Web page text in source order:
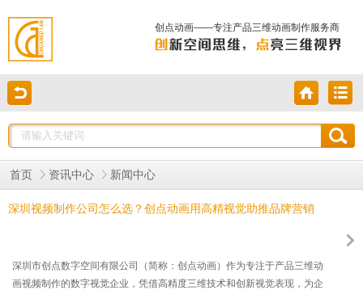
创点动画——专注产品三维动画制作服务商
首页 资讯中心 新闻中心
深圳视频制作公司怎么选？创点动画用高精视觉助推品牌营销
深圳市创点数字空间有限公司（简称：创点动画）作为专注于产品三维动
画视频制作的数字视觉企业，凭借高精度三维技术和创新视觉表现，为企